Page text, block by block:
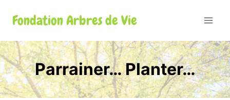
Fondation Arbres de Vie
Parrainer… Planter…